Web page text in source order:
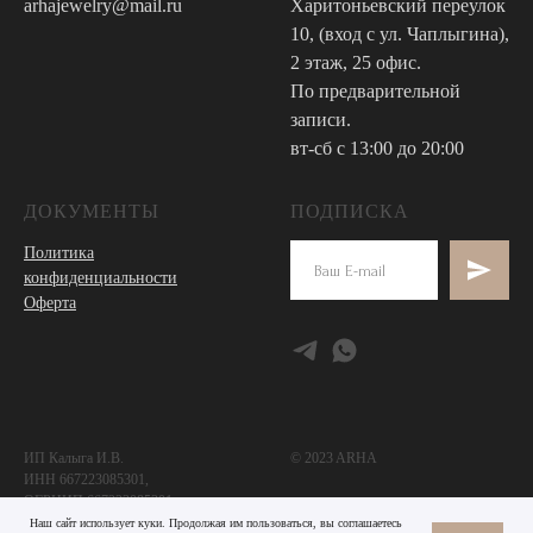
arhajewelry@mail.ru
Харитоньевский переулок
10, (вход с ул. Чаплыгина),
2 этаж, 25 офис.
По предварительной
записи.
вт-сб с 13:00 до 20:00
ДОКУМЕНТЫ
Политика
конфиденциальности
Оферта
ПОДПИСКА
ИП Калыга И.В.
ИНН 667223085301,
ОГРНИП 667223085301.
© 2023 ARHA
Наш сайт использует куки. Продолжая им пользоваться, вы соглашаетесь